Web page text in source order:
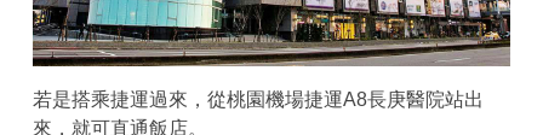
若是搭乘捷運過來，從桃園機場捷運A8長庚醫院站出
來，就可直通飯店。